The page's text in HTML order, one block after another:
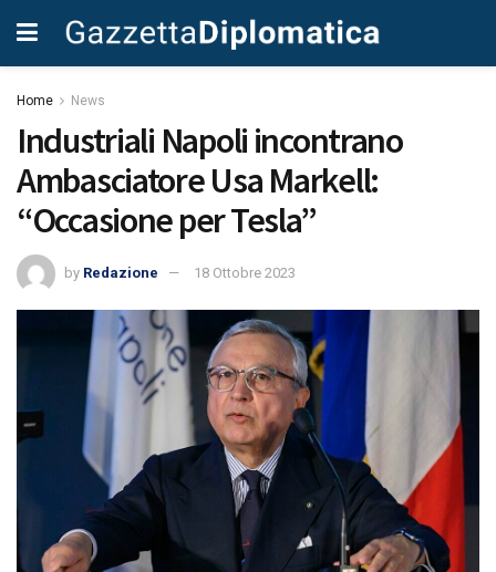
Home News
Industriali Napoli incontrano
Ambasciatore Usa Markell:
“Occasione per Tesla”
by Redazione 18 Ottobre 2023